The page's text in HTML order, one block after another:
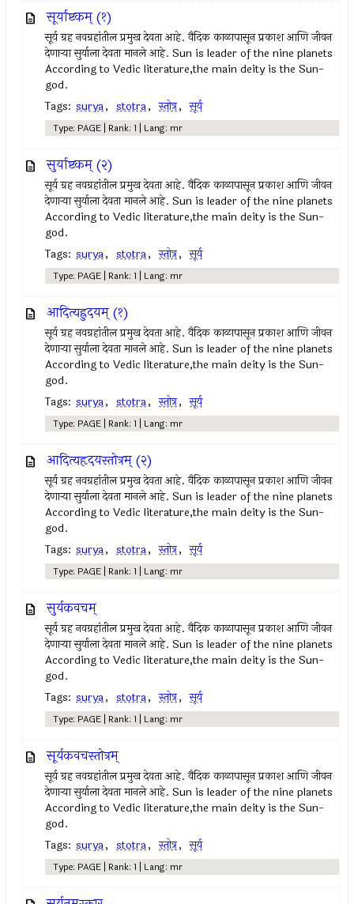
सूर्याष्टकम् (१)
सूर्य ग्रह नवग्रहांतील प्रमुख देवता आहे. वैदिक काळापासून प्रकाश आणि जीवन
देणार्‍या सुर्याला देवता मानले आहे. Sun is leader of the nine planets
According to Vedic literature,the main deity is the Sun-
god.
Tags: surya, stotra, स्तोत्र, सूर्य
Type: PAGE | Rank: 1 | Lang: mr
सुर्याष्टकम् (२)
सूर्य ग्रह नवग्रहांतील प्रमुख देवता आहे. वैदिक काळापासून प्रकाश आणि जीवन
देणार्‍या सुर्याला देवता मानले आहे. Sun is leader of the nine planets
According to Vedic literature,the main deity is the Sun-
god.
Tags: surya, stotra, स्तोत्र, सूर्य
Type: PAGE | Rank: 1 | Lang: mr
आदित्यह्रुदयम् (१)
सूर्य ग्रह नवग्रहांतील प्रमुख देवता आहे. वैदिक काळापासून प्रकाश आणि जीवन
देणार्‍या सुर्याला देवता मानले आहे. Sun is leader of the nine planets
According to Vedic literature,the main deity is the Sun-
god.
Tags: surya, stotra, स्तोत्र, सूर्य
Type: PAGE | Rank: 1 | Lang: mr
आदित्यहृदयस्तोत्रम् (२)
सूर्य ग्रह नवग्रहांतील प्रमुख देवता आहे. वैदिक काळापासून प्रकाश आणि जीवन
देणार्‍या सुर्याला देवता मानले आहे. Sun is leader of the nine planets
According to Vedic literature,the main deity is the Sun-
god.
Tags: surya, stotra, स्तोत्र, सूर्य
Type: PAGE | Rank: 1 | Lang: mr
सुर्यकवचम्
सूर्य ग्रह नवग्रहांतील प्रमुख देवता आहे. वैदिक काळापासून प्रकाश आणि जीवन
देणार्‍या सुर्याला देवता मानले आहे. Sun is leader of the nine planets
According to Vedic literature,the main deity is the Sun-
god.
Tags: surya, stotra, स्तोत्र, सूर्य
Type: PAGE | Rank: 1 | Lang: mr
सूर्यकवचस्तोत्रम्
सूर्य ग्रह नवग्रहांतील प्रमुख देवता आहे. वैदिक काळापासून प्रकाश आणि जीवन
देणार्‍या सुर्याला देवता मानले आहे. Sun is leader of the nine planets
According to Vedic literature,the main deity is the Sun-
god.
Tags: surya, stotra, स्तोत्र, सूर्य
Type: PAGE | Rank: 1 | Lang: mr